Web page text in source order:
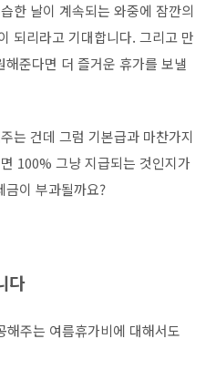
한 날이 계속되는 와중에 잠깐의
되리라고 기대합니다. 그리고 만
준다면 더 즐거운 휴가를 보낼
는 건데 그럼 기본급과 마찬가지
100% 그냥 지급되는 것인지가
금이 부과될까요?
다
주는 여름휴가비에 대해서도